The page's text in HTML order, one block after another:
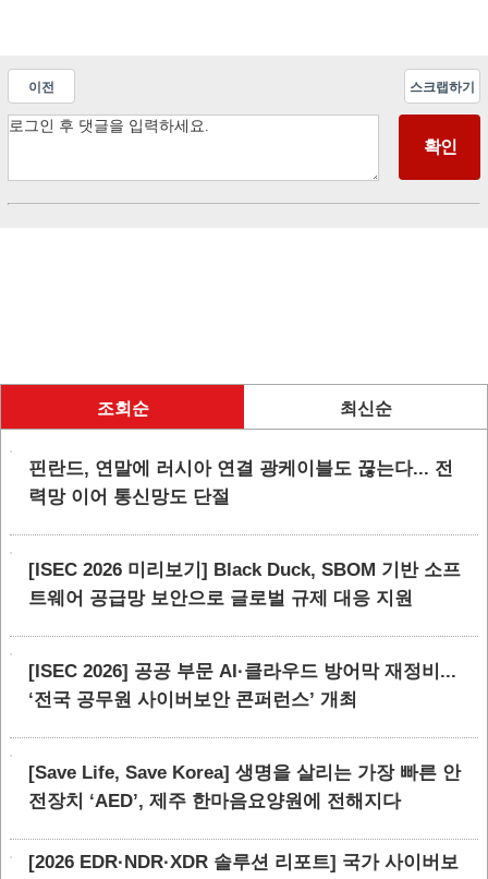
이전 스크랩하기
조회순 최신순
핀란드, 연말에 러시아 연결 광케이블도 끊는다... 전
력망 이어 통신망도 단절
[ISEC 2026 미리보기] Black Duck, SBOM 기반 소프
트웨어 공급망 보안으로 글로벌 규제 대응 지원
[ISEC 2026] 공공 부문 AI·클라우드 방어막 재정비...
‘전국 공무원 사이버보안 콘퍼런스’ 개최
[Save Life, Save Korea] 생명을 살리는 가장 빠른 안
전장치 ‘AED’, 제주 한마음요양원에 전해지다
[2026 EDR·NDR·XDR 솔루션 리포트] 국가 사이버보